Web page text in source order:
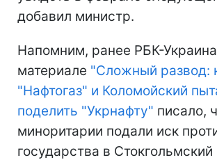
добавил министр.
Напомним, ранее РБК-
материале "Сложный развод:
"Нафтогаз" и Коломойский
поделить "Укрнафту" писало,
миноритарии подали иск
государства в